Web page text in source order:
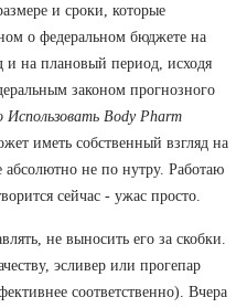
и сроки, которые
о федеральном бюджете на
на плановый период, исходя
законом прогнозного
Использовать Body Pharm
иметь собственный взгляд на
не по нутру. Работаю
сейчас - ужас просто.
не выносить его за скобки.
эсливер или прогепар
соответственно). Вчера